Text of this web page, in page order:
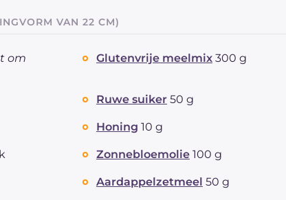
VAN 22 CM)
om
Glutenvrije meelmix 300 g
Ruwe suiker 50 g
Honing 10 g
Zonnebloemolie 100 g
Aardappelzetmeel 50 g